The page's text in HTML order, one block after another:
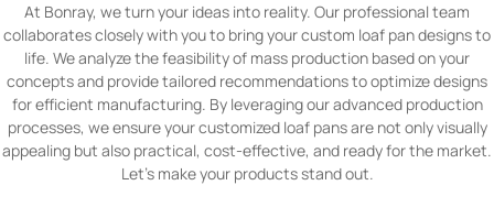
At Bonray, we turn your ideas into reality. Our professional team
collaborates closely with you to bring your custom loaf pan designs to
life. We analyze the feasibility of mass production based on your
concepts and provide tailored recommendations to optimize designs
for efficient manufacturing. By leveraging our advanced production
processes, we ensure your customized loaf pans are not only visually
appealing but also practical, cost-effective, and ready for the market.
Let’s make your products stand out.